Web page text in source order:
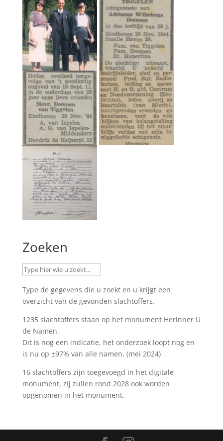
Zoeken
Type de gegevens die u zoekt en u krijgt een
overzicht van de gevonden slachtoffers.
1235 slachtoffers staan op het monument Herinner U
de Namen.
Dit is nog een indicatie, het onderzoek loopt nog en
is nu op ±97% van alle namen. (mei 2024)
16 slachtoffers zijn toegevoegd in het digitale
monument, zij zullen rond 2028 ook worden
opgenomen in het monument.